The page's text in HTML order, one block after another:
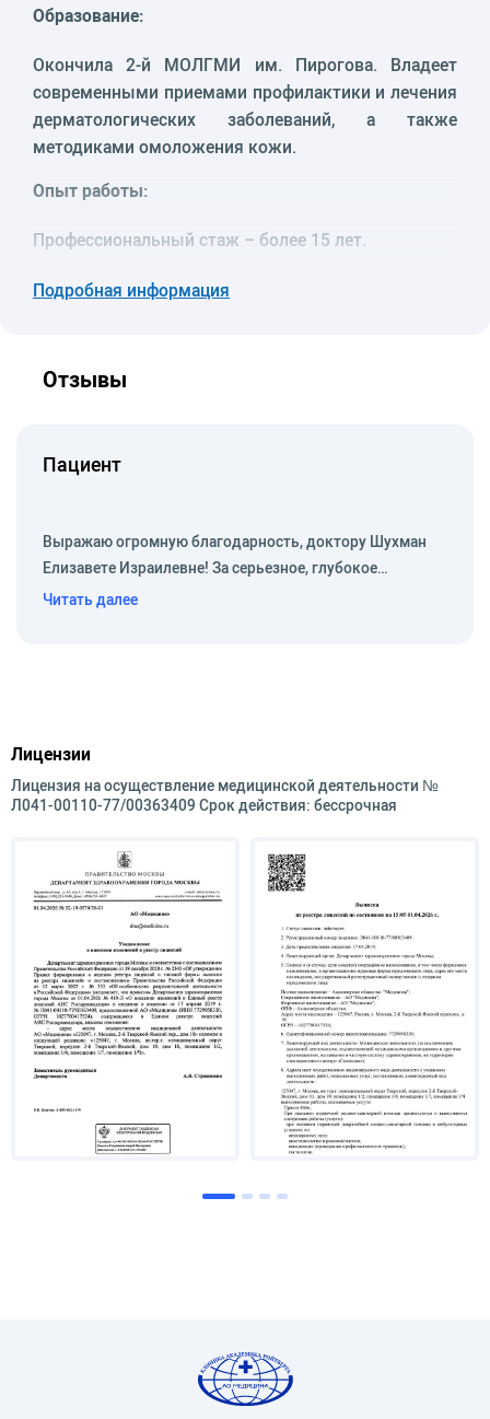
Образование:
Окончила2-й МОЛГМИ им. Пирогова. Владеет
современными приемами профилактики и лечения
дерматологических заболеваний, а также
методиками омоложения кожи.
Опыт работы:
Профессиональный стаж – более 15 лет.
Обладает сертификатами по:
–Botox;
–Restylane;
–мезотерапии;
–лазерному лечению.
–лазерная коагуляция сосудистых образований
кожи;
–инъекционное лечение гиперкинетических
морщин и депрессивных состояний кожи;
программы по лазеротерапии дряблой кожи
тела, целлюлита, рубцов.
Проходила следующие программы
по омоложению кожи:
инъекционное введение эмбриональных клеток;
инъекционная витаминотерапия;
Подробная информация
Отзывы
Пациент
Выражаю огромную благодарность, доктору Шухман
Елизавете Израилевне! За серьезное, глубокое…
Читать далее
Лицензии
Лицензия на осуществление медицинской деятельности №
Л041-00110-77/00363409 Срок действия: бессрочная